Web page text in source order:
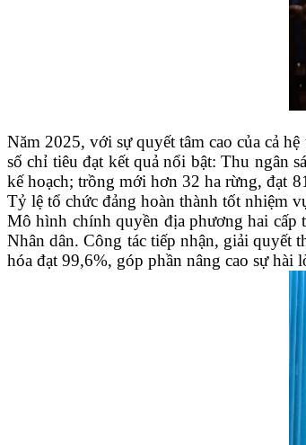
Năm 2025, với sự quyết tâm cao của cả
số chỉ tiêu đạt kết quả nổi bật: Thu ngân
kế hoạch; trồng mới hơn 32 ha rừng, đạt
Tỷ lệ tổ chức đảng hoàn thành tốt nhiệm
Mô hình chính quyền địa phương hai cấp
Nhân dân. Công tác tiếp nhận, giải quyết
hóa đạt 99,6%, góp phần nâng cao sự hài